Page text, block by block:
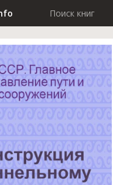
Поиск книг